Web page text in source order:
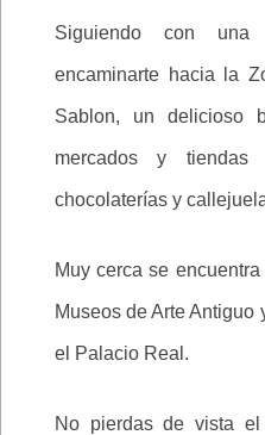
Siguiendo con
encaminarte hacia la
Sablon, un delicioso
mercados y tiendas
chocolaterías y
Muy cerca se
Museos de Arte
el Palacio Real.
No pierdas de vista el